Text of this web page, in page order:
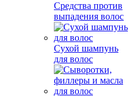
Средства против
выпадения волос
Сухой шампунь
для волос